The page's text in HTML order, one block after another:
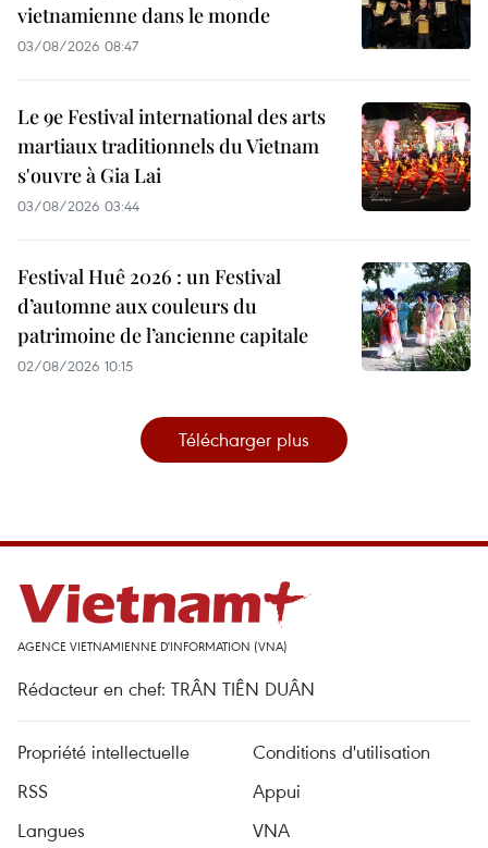
vietnamienne dans le monde
03/08/2026 08:47
Le 9e Festival international des arts
martiaux traditionnels du Vietnam
s'ouvre à Gia Lai
03/08/2026 03:44
Festival Huê 2026 : un Festival
d’automne aux couleurs du
patrimoine de l’ancienne capitale
02/08/2026 10:15
Télécharger plus
AGENCE VIETNAMIENNE D'INFORMATION (VNA)
Rédacteur en chef: TRÂN TIÊN DUÂN
Propriété intellectuelle
Conditions d'utilisation
RSS
Appui
Langues
VNA